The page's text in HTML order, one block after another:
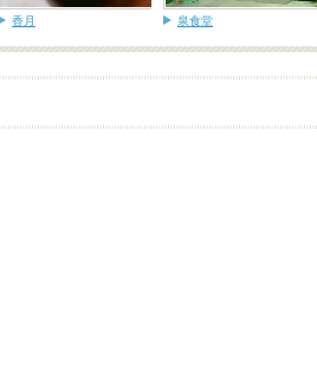
香月 泉食堂